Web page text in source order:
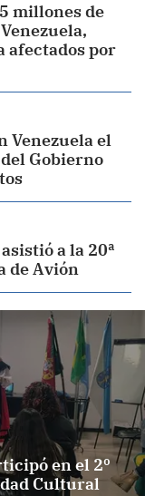
millones de
afectados por
Venezuela el
Gobierno
a la 20ª
de Avión
en el 2º
Cultural